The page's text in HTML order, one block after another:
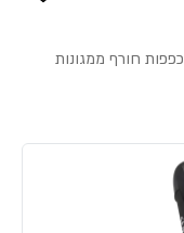
חורף ממגונות